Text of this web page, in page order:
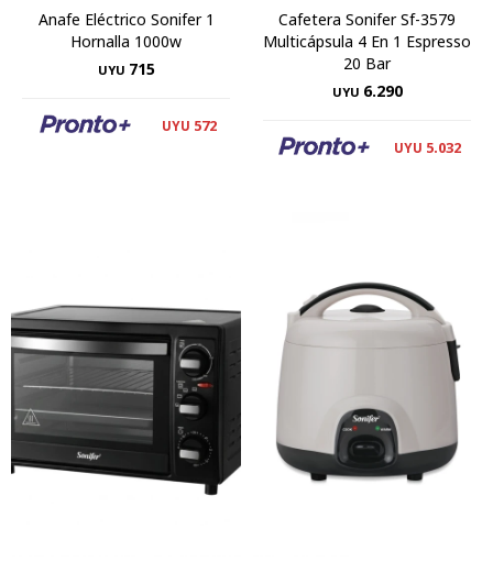
Anafe Eléctrico Sonifer 1
Hornalla 1000w
UYU 715
UYU 572
Cafetera Sonifer Sf-3579
Multicápsula 4 En 1 Espresso
20 Bar
UYU 6.290
UYU 5.032